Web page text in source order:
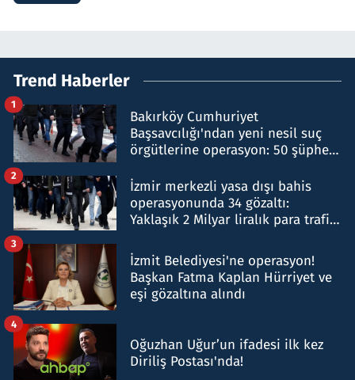
Trend Haberler
Bakırköy Cumhuriyet
Başsavcılığı'ndan yeni nesil suç
örgütlerine operasyon: 50 şüpheli
1
İzmir merkezli yasa dışı bahis
operasyonunda 34 gözaltı:
Yaklaşık 2 Milyar liralık para trafiği
2
İzmit Belediyesi'ne operasyon!
Başkan Fatma Kaplan Hürriyet ve
eşi gözaltına alındı
3
Oğuzhan Uğur’un ifadesi ilk kez
Diriliş Postası'nda!
4